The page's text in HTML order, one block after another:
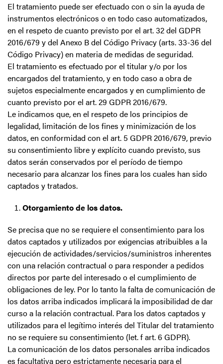
El tratamiento puede ser efectuado con o sin la ayuda de
instrumentos electrónicos o en todo caso automatizados,
en el respeto de cuanto previsto por el art. 32 del GDPR
2016/679 y del Anexo B del Código Privacy (arts. 33-36 del
Código Privacy) en materia de medidas de seguridad.
El tratamiento es efectuado por el titular y/o por los
encargados del tratamiento, y en todo caso a obra de
sujetos especialmente encargados y en cumplimiento de
cuanto previsto por el art. 29 GDPR 2016/679.
Le indicamos que, en el respeto de los principios de
legalidad, limitación de los fines y minimización de los
datos, en conformidad con el art. 5 GDPR 2016/679, previo
su consentimiento libre y explícito cuando previsto, sus
datos serán conservados por el período de tiempo
necesario para alcanzar los fines para los cuales han sido
captados y tratados.
Otorgamiento de los datos.
Se precisa que no se requiere el consentimiento para los
datos captados y utilizados por exigencias atribuibles a la
ejecución de actividades/servicios/suministros inherentes
con una relación contractual o para responder a pedidos
directos por parte del interesado o el cumplimiento de
obligaciones de ley. Por lo tanto la falta de comunicación de
los datos arriba indicados implicará la imposibilidad de dar
curso a la relación contractual. Para los datos captados y
utilizados para el legítimo interés del Titular del tratamiento
no se requiere su consentimiento (let. f art. 6 GDPR).
La comunicación de los datos personales arriba indicados
es facultativa pero estrictamente necesaria para el